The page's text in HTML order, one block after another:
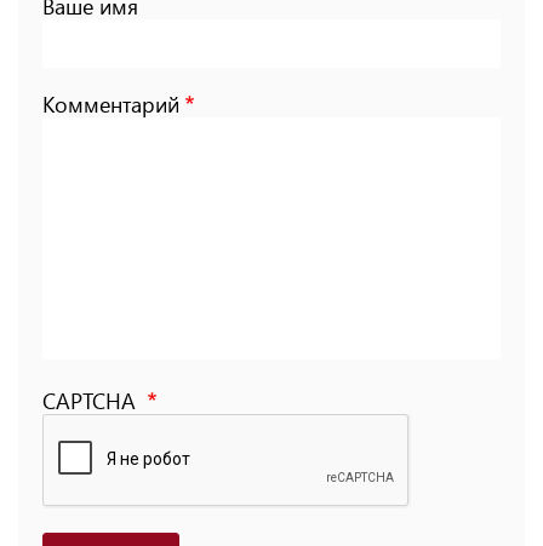
Ваше имя
Комментарий
CAPTCHA